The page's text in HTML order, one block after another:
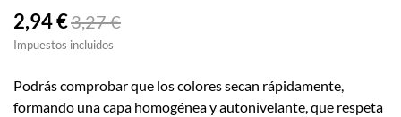
2,94 €3,27 €
Impuestos incluidos
Podrás comprobar que los colores secan rápidamente,
formando una capa homogénea y autonivelante, que respeta